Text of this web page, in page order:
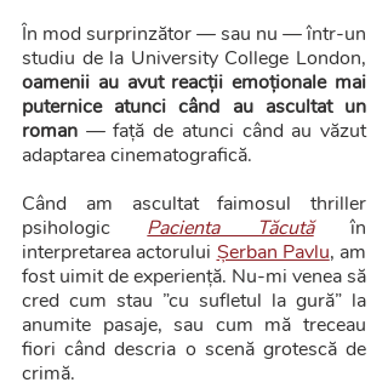
În mod surprinzător — sau nu — într-un
oamenii au avut reacții emoționale mai
puternice atunci când au ascultat un
roman — față de atunci când au văzut
adaptarea cinematografică.
Când am ascultat faimosul thriller
psihologic Pacienta Tăcută în
interpretarea actorului Șerban Pavlu, am
fost uimit de experiență. Nu-mi venea să
cred cum stau ”cu sufletul la gură” la
anumite pasaje, sau cum mă treceau
fiori când descria o scenă grotescă de
crimă.